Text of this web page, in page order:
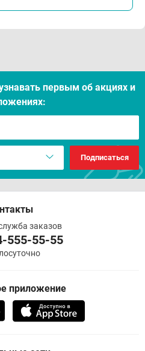
первым об акцияx и
Подписаться
заказов
555-55-55
приложение